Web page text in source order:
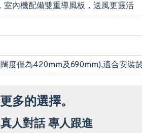
室內機配備雙重導風板，送風更靈活
度僅為420mm及690mm),適合安裝
多的選擇。
真人對話 專人跟進